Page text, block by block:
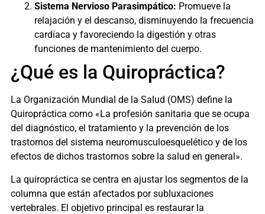
Sistema Nervioso Parasimpático: Promueve la
relajación y el descanso, disminuyendo la frecuencia
cardíaca y favoreciendo la digestión y otras
funciones de mantenimiento del cuerpo.
¿Qué es la Quiropráctica?
La Organización Mundial de la Salud (OMS) define la
Quiropráctica como «La profesión sanitaria que se ocupa
del diagnóstico, el tratamiento y la prevención de los
trastornos del sistema neuromusculoesquelético y de los
efectos de dichos trastornos sobre la salud en general».
La quiropráctica se centra en ajustar los segmentos de la
columna que están afectados por subluxaciones
vertebrales. El objetivo principal es restaurar la